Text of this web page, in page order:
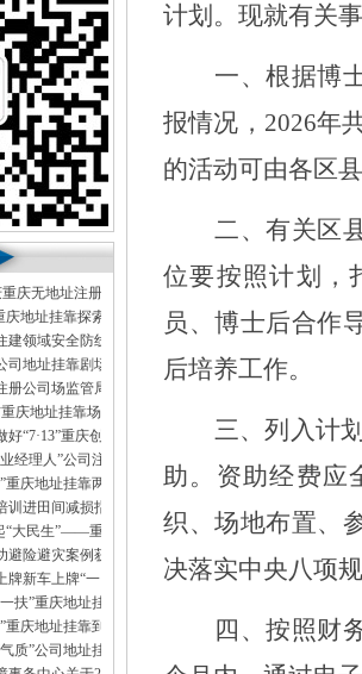
、
，一通电话，
、
资料）可加急
公章、咨询
快可1工作日）
一通电话，
册费哦！
新政策出台注
、
合作的银行，
银行年费用）
惠多多！发票
代账服务，在
庆无地址注册公司全力筑牢3075座水库防汛安全堤
庆地址挂靠探索特殊教育高质量发展新路径
建领域安全防线动员网格员、公司注册地址挂靠一线工
司地址挂靠剧场不再有围墙——重庆把文化舞台搬进山
册公司场监管局开展糕点烘焙店食品安全专项检查
庆地址挂靠场价格监测分析
好“7·13”重庆创业园火灾受灾群众救助工作
经理人”公司注册地址挂靠，入选可纳入市级高层次人
重庆地址挂靠两江新区开展垃圾分类主题宣传活动
进田间减损指导保丰收
“大民生”——重庆假期公益托管服务深度观察
险避灾案例获应急管理部通报表扬
牌新车上牌“一网通办”重庆孵化园何以从重庆走向全国
扶”重庆地址挂靠计划人员公示（第一批）
重庆地址挂靠到“主动防御”上半年重庆市新识别纳入监
质”公司地址挂靠答卷
计划。现就有关
一、根据博
报情况， 2026年
的活动可由各区县
二、有关区
位要按照计划，
员 、博士后合作
后培养工作。
三、列入计
助。资助经费应
织、场地布置、
决落实中央八项
四、按照财